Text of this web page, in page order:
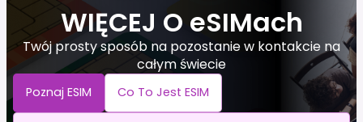
WIĘCEJ O eSIMach
Twój prosty sposób na pozostanie w kontakcie na
całym świecie
Poznaj ESIM Co To Jest ESIM